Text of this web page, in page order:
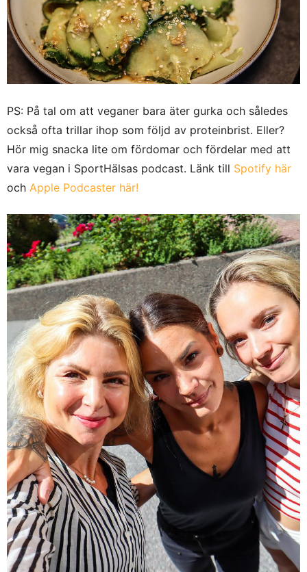
PS: På tal om att veganer bara äter gurka och således
också ofta trillar ihop som följd av proteinbrist. Eller?
Hör mig snacka lite om fördomar och fördelar med att
vara vegan i SportHälsas podcast. Länk till Spotify här
och Apple Podcaster här!